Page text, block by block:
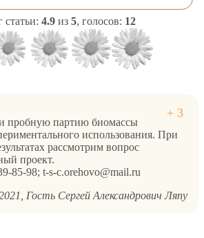
статьи: 4.9 из 5, голосов: 12
пробную партию биомассы
использования. При
рассмотрим вопрос
проект.
85-98; t-s-c.orehovo@mail.ru
Гость Сергей Александрович Ляпу